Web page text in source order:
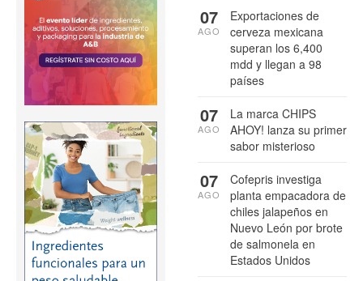
Exportaciones de
cerveza mexicana
superan los 6,400
mdd y llegan a 98
países
07
AGO
La marca CHIPS
AHOY! lanza su primer
sabor misterioso
07
AGO
Cofepris investiga
planta empacadora de
chiles jalapeños en
Nuevo León por brote
de salmonela en
Estados Unidos
07
AGO